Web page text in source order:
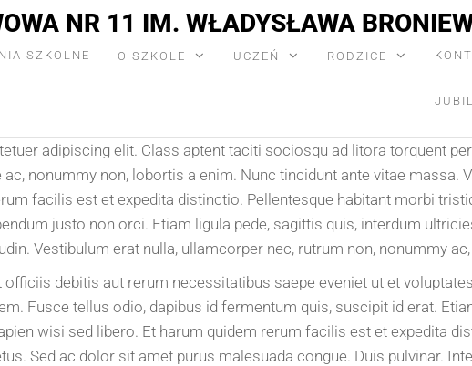
NR 11 IM. WŁADYSŁAWA
SZKOLNE O SZKOLE UCZEŃ RODZICE
adipiscing elit. Class aptent taciti sociosqu ad litora torquent
nonummy non, lobortis a enim. Nunc tincidunt ante vitae
facilis est et expedita distinctio. Pellentesque habitant morbi
justo non orci. Etiam ligula pede, sagittis quis, interdum
Vestibulum erat nulla, ullamcorper nec, rutrum non, nonummy
debitis aut rerum necessitatibus saepe eveniet ut et
Fusce tellus odio, dapibus id fermentum quis, suscipit id erat.
wisi sed libero. Et harum quidem rerum facilis est et expedita
Sed ac dolor sit amet purus malesuada congue. Duis pulvinar.